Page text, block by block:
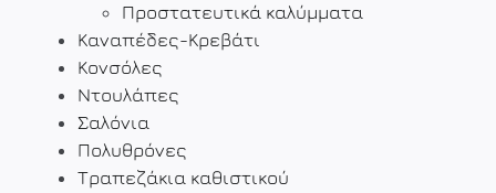
Προστατευτικά καλύμματα
Καναπέδες-Κρεβάτι
Κονσόλες
Ντουλάπες
Σαλόνια
Πολυθρόνες
Τραπεζάκια καθιστικού